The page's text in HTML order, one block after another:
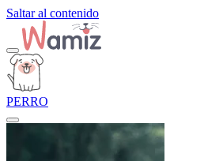
Saltar al contenido
PERRO